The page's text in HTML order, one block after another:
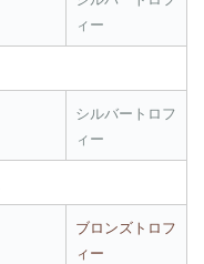
ィー
シルバートロフ
ィー
ブロンズトロフ
ィー